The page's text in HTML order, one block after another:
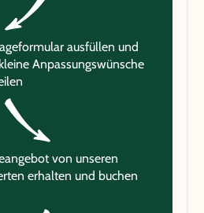
ausfüllen und
Anpassungswünsche
von unseren
erhalten und buchen